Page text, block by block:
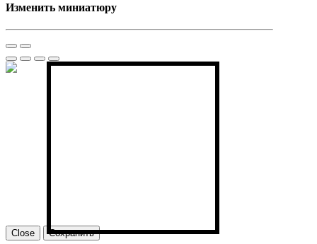
Изменить миниатюру
Close Сохранить